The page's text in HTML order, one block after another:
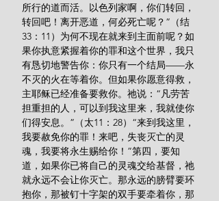
所行的道而活。以色列家啊，你们转回，
转回吧！离开恶道，何必死亡呢？”（结
33：11）为何不现在就来到主面前呢？如
果你执意紧握着你的罪和这个世界，我只
有恳切地警告你：你只有一个结局——永
不灭的火在等着你。但如果你愿意得救，
主耶稣已经准备要救你。祂说：“凡劳苦
担重担的人，可以到我这里来，我就使你
们得安息。”（太11：28）“来到我这里，
我要赦免你的罪！来吧，失丧灭亡的灵
魂，我要将永生赐给你！”第四，要知
道，如果你已将自己的灵魂交给基督，祂
就永远不会让你灭亡。那永远的膀臂要环
抱你，那被钉十字架的双手要牵着你，那